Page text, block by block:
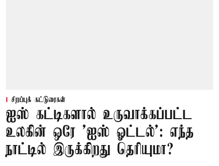
சிறப்புக் கட்டுரைகள்
ஐஸ் கட்டிகளால் உருவாக்கப்பட்ட
உலகின் ஒரே 'ஐஸ் ஓட்டல்': எந்த
நாட்டில் இருக்கிறது தெரியுமா?